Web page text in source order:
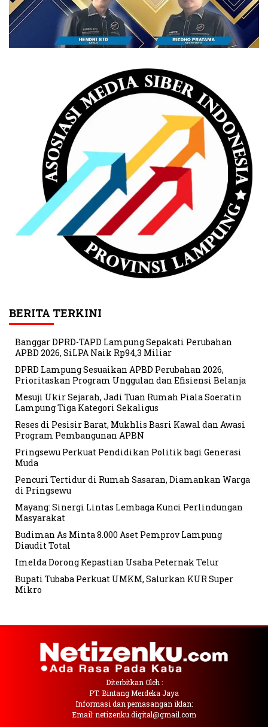
BERITA TERKINI
Banggar DPRD-TAPD Lampung Sepakati Perubahan
APBD 2026, SiLPA Naik Rp94,3 Miliar
DPRD Lampung Sesuaikan APBD Perubahan 2026,
Prioritaskan Program Unggulan dan Efisiensi Belanja
Mesuji Ukir Sejarah, Jadi Tuan Rumah Piala Soeratin
Lampung Tiga Kategori Sekaligus
Reses di Pesisir Barat, Mukhlis Basri Kawal dan Awasi
Program Pembangunan APBN
Pringsewu Perkuat Pendidikan Politik bagi Generasi
Muda
Pencuri Tertidur di Rumah Sasaran, Diamankan Warga
di Pringsewu
Mayang: Sinergi Lintas Lembaga Kunci Perlindungan
Masyarakat
Budiman As Minta 8.000 Aset Pemprov Lampung
Diaudit Total
Imelda Dorong Kepastian Usaha Peternak Telur
Bupati Tubaba Perkuat UMKM, Salurkan KUR Super
Mikro
Diterbitkan Oleh :
PT. Bintang Merdeka Jaya
Informasi dan pemasangan iklan:
Email: netizenku.digital@gmail.com